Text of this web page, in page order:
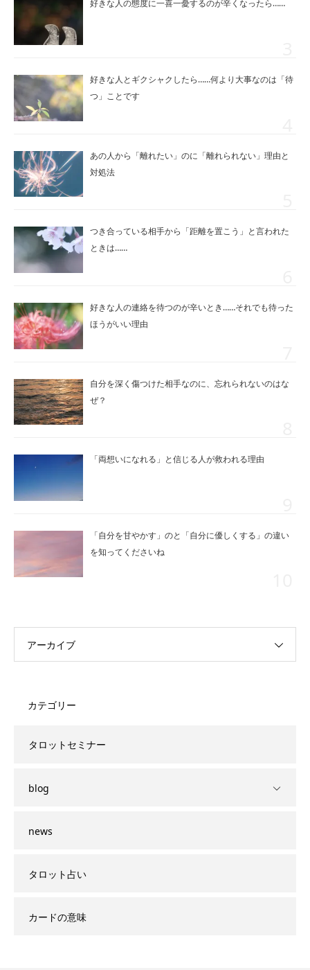
好きな人の態度に一喜一憂するのが辛くなったら……
好きな人とギクシャクしたら……何より大事なのは「待
つ」ことです
あの人から「離れたい」のに「離れられない」理由と
対処法
つき合っている相手から「距離を置こう」と言われた
ときは……
好きな人の連絡を待つのが辛いとき……それでも待った
ほうがいい理由
自分を深く傷つけた相手なのに、忘れられないのはな
ぜ？
「両想いになれる」と信じる人が救われる理由
「自分を甘やかす」のと「自分に優しくする」の違い
を知ってくださいね
アーカイブ
カテゴリー
タロットセミナー
blog
news
タロット占い
カードの意味